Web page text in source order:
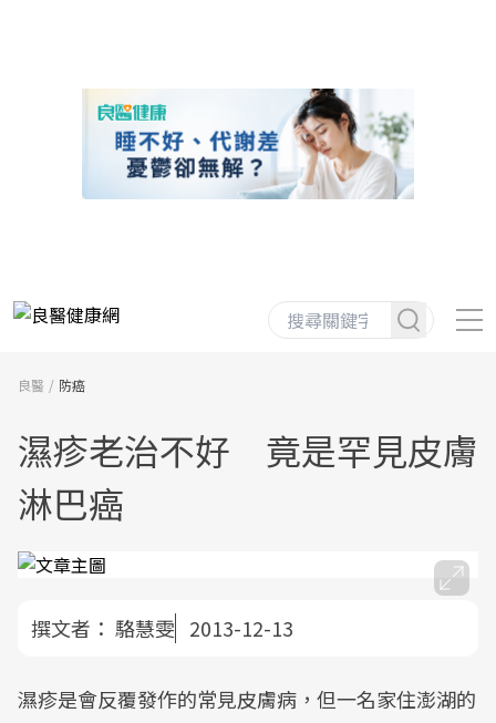
良醫 防癌
濕疹老治不好 竟是罕見皮膚
淋巴癌
撰文者： 駱慧雯 2013-12-13
濕疹是會反覆發作的常見皮膚病，但一名家住澎湖的